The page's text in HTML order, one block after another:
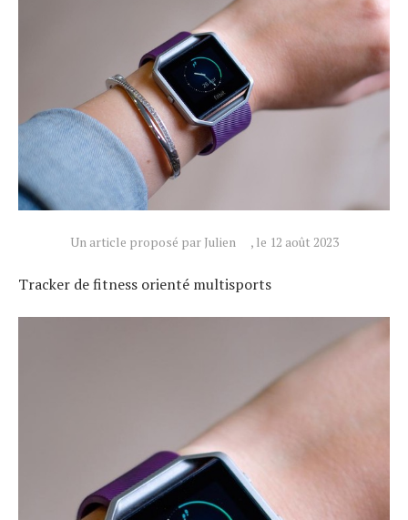
Un article proposé par Julien , le 12 août 2023
Tracker de fitness orienté multisports